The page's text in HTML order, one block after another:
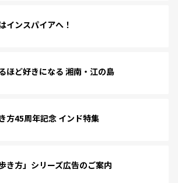
インスパイアへ！
ほど好きになる 湘南・江の島
方45周年記念 インド特集
き方」シリーズ広告のご案内